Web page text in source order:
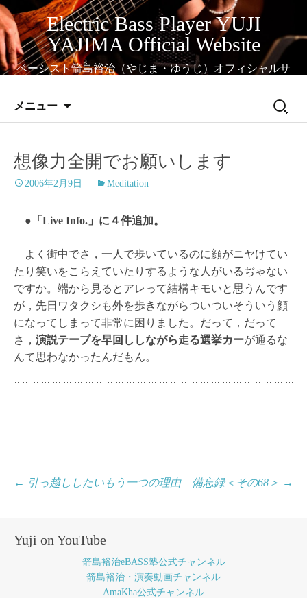
コ
ン
テ
ン
ツ
へ
Electric Bass Player YUJI
YAJIMA Official Website
ベーシスト箭島裕治（やじま・ゆうじ）オフィシャルサ
メニュー
検
想像力全開でお願いします
2006年2月9日 Meditation
●「Live Info.」に４件追加。
よく街中でさ，一人で歩いているのに顔がニヤけてい
たり笑いをこらえていたりするような人がいるぢゃない
ですか。端から見るとアレって結構キモいと思うんです
が，先日ワタクシも外を歩きながらついついそういう顔
になってしまって非常に困りました。だって，だって
さ， 演説テープを早回ししながら走る選挙カーが通るな
んて思わなかったんだもん。
投← 引っ越ししたいもう一つの理由 備忘録＜その68＞ →
Yuji on YouTube
箭島裕治eBASS塾公式チャンネル
箭島裕治・演奏動画チャンネル
AmaKha公式チャンネル